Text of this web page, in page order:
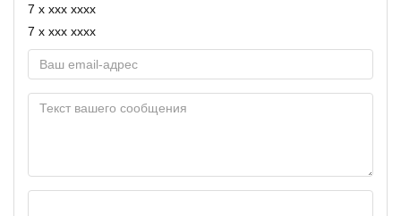
7 x xxx xxxx
7 x xxx xxxx